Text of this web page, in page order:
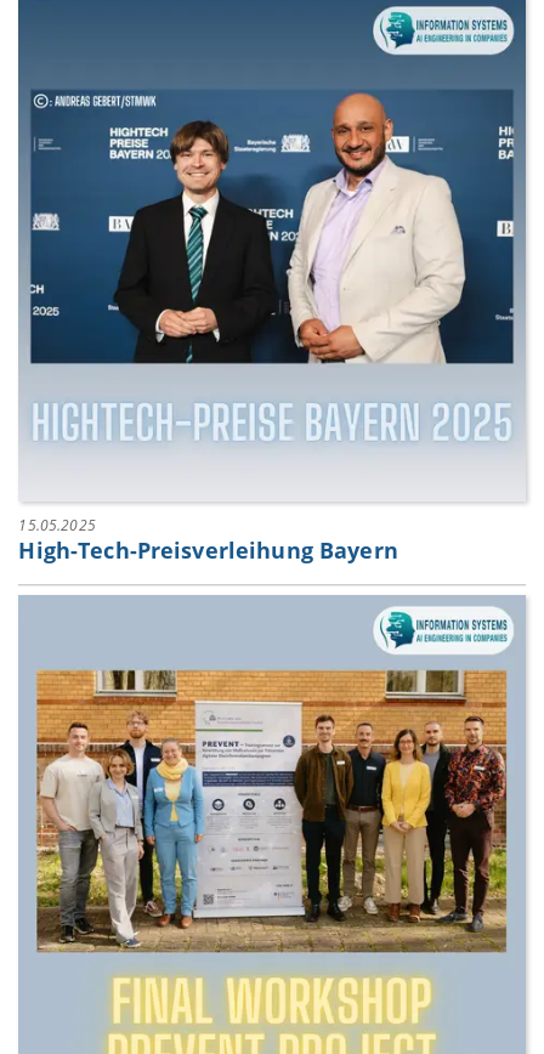
15.05.2025
High-Tech-Preisverleihung Bayern